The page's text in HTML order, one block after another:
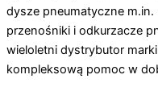
dysze pneumatyczne
przenośniki i odkurzacze
wieloletni dystrybutor
kompleksową pomoc w